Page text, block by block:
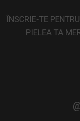
ÎNSCRIE-TE
PIELEA TA